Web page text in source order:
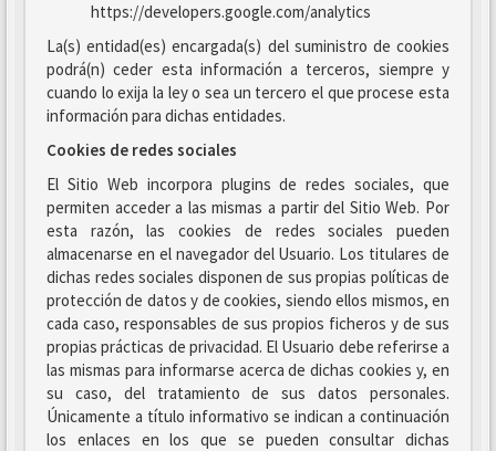
https://developers.google.com/analytics
La(s) entidad(es) encargada(s) del suministro de cookies
podrá(n) ceder esta información a terceros, siempre y
cuando lo exija la ley o sea un tercero el que procese esta
información para dichas entidades.
Cookies de redes sociales
El Sitio Web incorpora plugins de redes sociales, que
permiten acceder a las mismas a partir del Sitio Web. Por
esta razón, las cookies de redes sociales pueden
almacenarse en el navegador del Usuario. Los titulares de
dichas redes sociales disponen de sus propias políticas de
protección de datos y de cookies, siendo ellos mismos, en
cada caso, responsables de sus propios ficheros y de sus
propias prácticas de privacidad. El Usuario debe referirse a
las mismas para informarse acerca de dichas cookies y, en
su caso, del tratamiento de sus datos personales.
Únicamente a título informativo se indican a continuación
los enlaces en los que se pueden consultar dichas